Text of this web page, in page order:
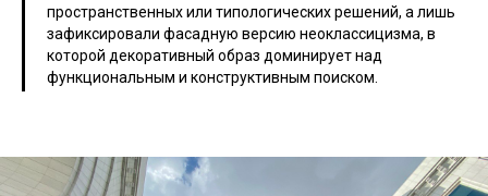
пространственных или типологических решений, а лишь
зафиксировали фасадную версию неоклассицизма, в
которой декоративный образ доминирует над
функциональным и конструктивным поиском.